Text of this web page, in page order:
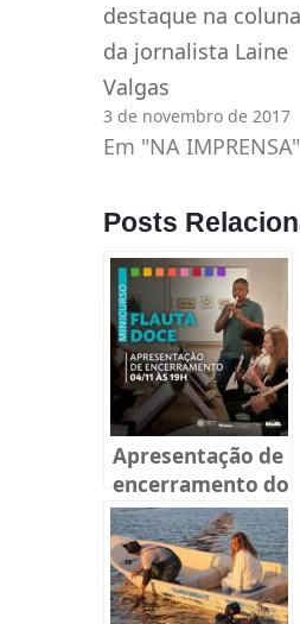
destaque na coluna
da jornalista Laine
Valgas
3 de novembro de 2017
Em "NA IMPRENSA"
Posts
Apresentação de
encerramento do
minicurso de
Flauta Doce